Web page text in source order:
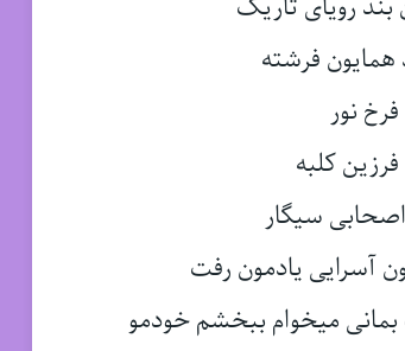
فرشته
فرخ نور
فرزین کلبه
سیگار
آسرایی یادمون رفت
بمانی میخوام ببخشم خودمو